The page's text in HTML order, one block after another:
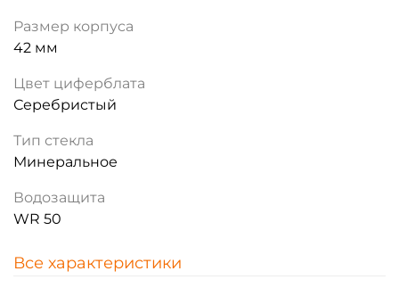
Размер корпуса
42 мм
Цвет циферблата
Серебристый
Тип стекла
Минеральное
Водозащита
WR 50
Все характеристики